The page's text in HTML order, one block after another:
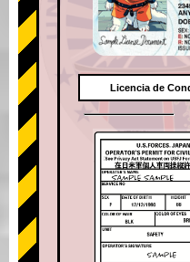
Licencia de